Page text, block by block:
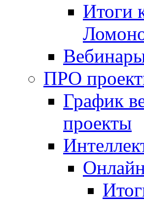
Итоги
ПРО
График
проекты